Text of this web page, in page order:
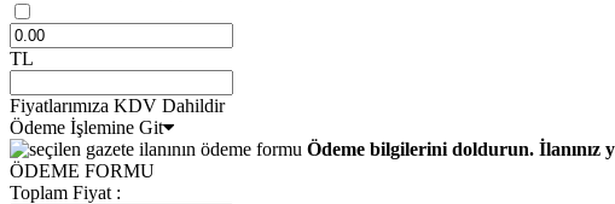
TL
Fiyatlarımıza KDV Dahildir
Ödeme İşlemine Git
Ödeme bilgilerini doldurun. İlanınız
ÖDEME FORMU
Toplam Fiyat :